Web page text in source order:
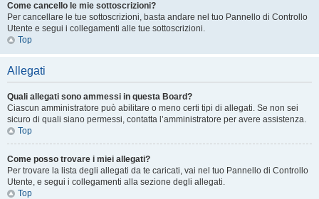
Come cancello le mie sottoscrizioni?
Per cancellare le tue sottoscrizioni, basta andare nel tuo Pannello di Controllo
Utente e segui i collegamenti alle tue sottoscrizioni.
Top
Allegati
Quali allegati sono ammessi in questa Board?
Ciascun amministratore può abilitare o meno certi tipi di allegati. Se non sei
sicuro di quali siano permessi, contatta l’amministratore per avere assistenza.
Top
Come posso trovare i miei allegati?
Per trovare la lista degli allegati da te caricati, vai nel tuo Pannello di Controllo
Utente, e segui i collegamenti alla sezione degli allegati.
Top